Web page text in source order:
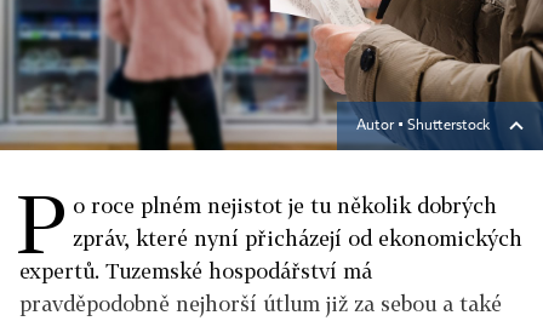
Autor ▪ Shutterstock
P o roce plném nejistot je tu několik dobrých
zpráv, které nyní přicházejí od ekonomických
expertů. Tuzemské hospodářství má
pravděpodobně nejhorší útlum již za sebou a také